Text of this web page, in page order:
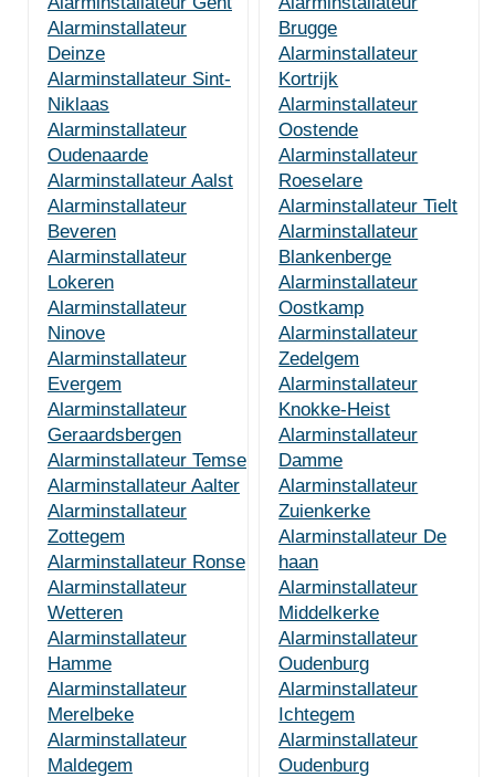
Alarminstallateur
Deinze
Alarminstallateur Sint-
Niklaas
Alarminstallateur
Oudenaarde
Alarminstallateur Aalst
Alarminstallateur
Beveren
Alarminstallateur
Lokeren
Alarminstallateur
Ninove
Alarminstallateur
Evergem
Alarminstallateur
Geraardsbergen
Alarminstallateur Temse
Alarminstallateur Aalter
Alarminstallateur
Zottegem
Alarminstallateur Ronse
Alarminstallateur
Wetteren
Alarminstallateur
Hamme
Alarminstallateur
Merelbeke
Alarminstallateur
Maldegem
Brugge
Alarminstallateur
Kortrijk
Alarminstallateur
Oostende
Alarminstallateur
Roeselare
Alarminstallateur Tielt
Alarminstallateur
Blankenberge
Alarminstallateur
Oostkamp
Alarminstallateur
Zedelgem
Alarminstallateur
Knokke-Heist
Alarminstallateur
Damme
Alarminstallateur
Zuienkerke
Alarminstallateur De
haan
Alarminstallateur
Middelkerke
Alarminstallateur
Oudenburg
Alarminstallateur
Ichtegem
Alarminstallateur
Oudenburg